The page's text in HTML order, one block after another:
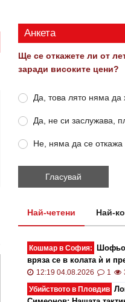
Анкета
Ще се откажете ли от
заради високите цени?
Да, това лято няма
Да, не си заслужава,
Не, няма да се откажа
Най-четени Най-
Кошмар в София:
вряза се в колата ѝ и
12:19 04.08.2026 1
Убийството в Пловдив